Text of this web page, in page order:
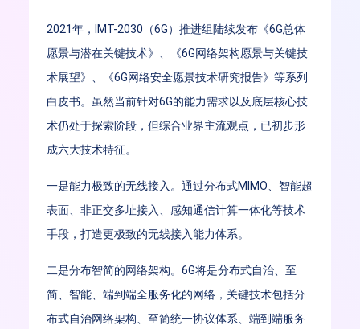
2021年，IMT-2030（6G）推进组陆续发布《6G总体
愿景与潜在关键技术》、《6G网络架构愿景与关键技
术展望》、《6G网络安全愿景技术研究报告》等系列
白皮书。虽然当前针对6G的能力需求以及底层核心技
术仍处于探索阶段，但综合业界主流观点，已初步形
成六大技术特征。
一是能力极致的无线接入。通过分布式MIMO、智能超
表面、非正交多址接入、感知通信计算一体化等技术
手段，打造更极致的无线接入能力体系。
二是分布智简的网络架构。6G将是分布式自治、至
简、智能、端到端全服务化的网络，关键技术包括分
布式自治网络架构、至简统一协议体系、端到端服务